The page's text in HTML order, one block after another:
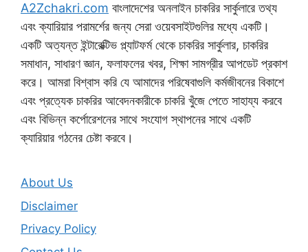
A2Zchakri.com বাংলাদেশের অনলাইন চাকরির সার্কুলারে তথ্য
এবং ক্যারিয়ার পরামর্শের জন্য সেরা ওয়েবসাইটগুলির মধ্যে একটি।
একটি অত্যন্ত ইন্টারেক্টিভ প্ল্যাটফর্ম থেকে চাকরির সার্কুলার, চাকরির
সমাধান, সাধারণ জ্ঞান, ফলাফলের খবর, শিক্ষা সামগ্রীর আপডেট প্রকাশ
করে। আমরা বিশ্বাস করি যে আমাদের পরিষেবাগুলি কর্মজীবনের বিকাশে
এবং প্রত্যেক চাকরির আবেদনকারীকে চাকরি খুঁজে পেতে সাহায্য করবে
এবং বিভিন্ন কর্পোরেশনের সাথে সংযোগ স্থাপনের সাথে একটি
ক্যারিয়ার গঠনের চেষ্টা করবে।
About Us
Disclaimer
Privacy Policy